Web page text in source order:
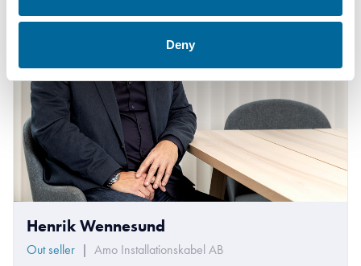
Deny
Henrik Wennesund
Out seller | Amo Installationskabel AB